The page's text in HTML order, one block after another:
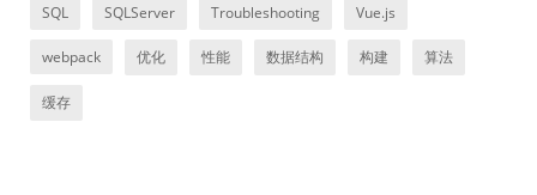
SQL SQLServer Troubleshooting Vue.js
webpack 优化 性能 数据结构 构建 算法
缓存